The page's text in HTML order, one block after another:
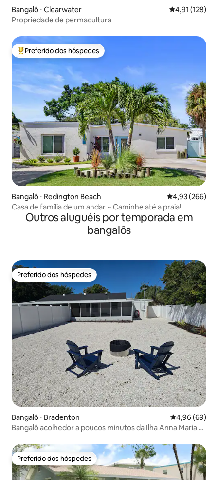
Bangalô ⋅ Clearwater 4,91 de uma
4,91 (128)
Propriedade de permacultura
Entre os melhores preferidos dos hóspedes
Preferido dos hóspedes
Bangalô ⋅ Redington Beach 4,93 de uma
4,93 (266)
Casa de família de um andar ~ Caminhe até a praia!
Outros aluguéis por temporada em
bangalôs
Preferido dos hóspedes
Preferido dos hóspedes
Bangalô ⋅ Bradenton 4,96 de uma
4,96 (69)
Bangalô acolhedor a poucos minutos da Ilha Anna Maria e
Preferido dos hóspedes
Preferido dos hóspedes